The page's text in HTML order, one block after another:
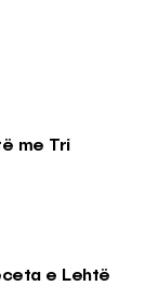
me Tri
e Lehtë